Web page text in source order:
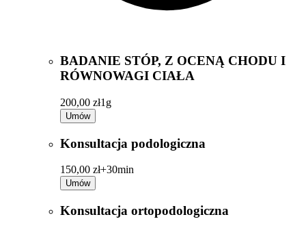
BADANIE STÓP, Z OCENĄ CHODU I
RÓWNOWAGI CIAŁA
200,00 zł1g
Umów
Konsultacja podologiczna
150,00 zł+30min
Umów
Konsultacja ortopodologiczna